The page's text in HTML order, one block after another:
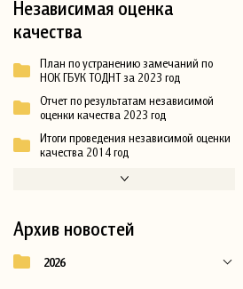
Независимая оценка
качества
План по устранению замечаний по
НОК ГБУК ТОДНТ за 2023 год
Отчет по результатам независимой
оценки качества 2023 год
Итоги проведения независимой оценки
качества 2014 год
Архив новостей
2026